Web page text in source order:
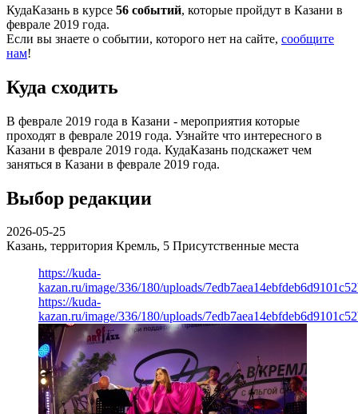
КудаКазань в курсе 56 событий, которые пройдут в Казани в
феврале 2019 года.
Если вы знаете о событии, которого нет на сайте, сообщите
нам!
Куда сходить
В феврале 2019 года в Казани - мероприятия которые
проходят в феврале 2019 года. Узнайте что интересного в
Казани в феврале 2019 года. КудаКазань подскажет чем
заняться в Казани в феврале 2019 года.
Выбор редакции
2026-05-25
Казань, территория Кремль, 5 Присутственные места
https://kuda-
kazan.ru/image/336/180/uploads/
https://kuda-
kazan.ru/image/336/180/uploads/